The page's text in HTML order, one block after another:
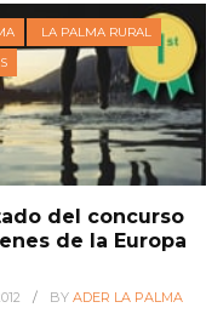
LA PALMA RURAL
del concurso
de la Europa
BY ADER LA PALMA